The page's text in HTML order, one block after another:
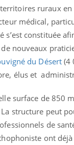
ruraux en
médical,
s’est constituée
nouveaux
du Désert (4
élus et
surface de 850
structure peut
de
ont
: